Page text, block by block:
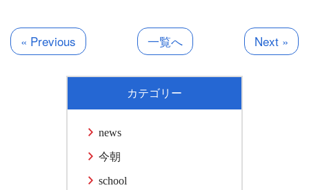
« Previous 一覧へ Next »
カテゴリー
news
今朝
school